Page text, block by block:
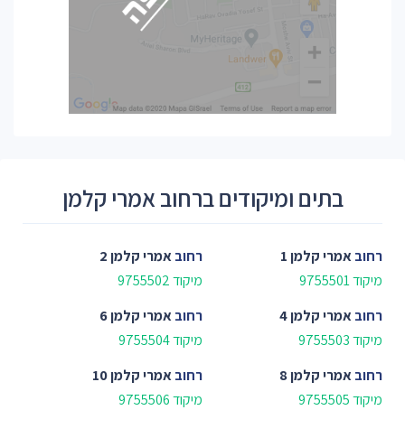
בתים ומיקודים ברחוב אמרי קלמן
רחובאמרי קלמן 1
מיקוד 9755501
רחובאמרי קלמן 2
מיקוד 9755502
רחובאמרי קלמן 4
מיקוד 9755503
רחובאמרי קלמן 6
מיקוד 9755504
רחובאמרי קלמן 8
מיקוד 9755505
רחובאמרי קלמן 10
מיקוד 9755506